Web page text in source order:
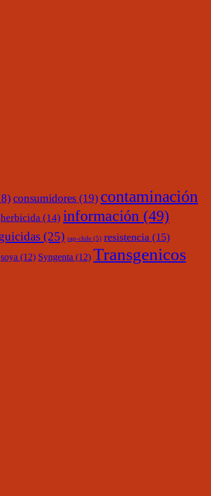
consumidores (19) contaminación
herbicida (14) información (49)
(25) rap-chile (5) resistencia (15)
soya (12) Syngenta (12) Transgenicos